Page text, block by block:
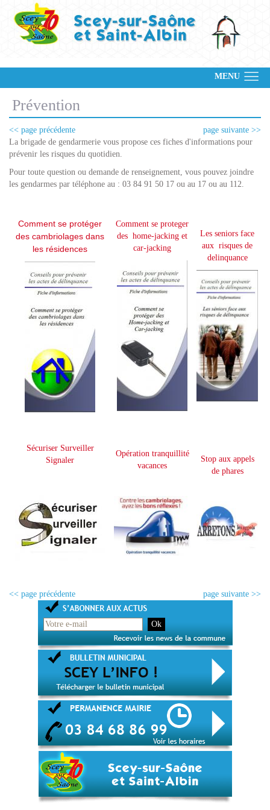
MENU
Prévention
<< page précédente
page suivante >>
La brigade de gendarmerie vous propose ces fiches d'informations pour
prévenir les risques du quotidien.
Pour toute question ou demande de renseignement, vous pouvez joindre
les gendarmes par téléphone au : 03 84 91 50 17 ou au 17 ou au 112.
Comment se protéger
des cambriolages dans
les résidences
Comment se proteger
des home-jacking et
car-jacking
Les seniors face
aux risques de
delinquance
Sécuriser Surveiller
Signaler
Opération tranquillité
vacances
Stop aux appels
de phares
<< page précédente page suivante >>